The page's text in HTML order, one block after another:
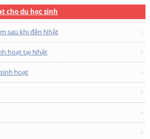
cho du học sinh
sau khi đến Nhật
hoạt tại Nhật
hoạt